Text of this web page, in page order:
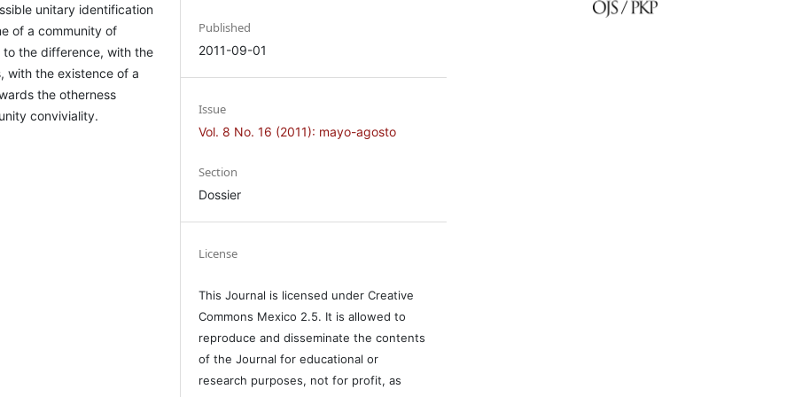
unitary identification
of a community of
the difference, with the
with the existence of a
the otherness
conviviality.
Published
2011-09-01
Issue
Vol. 8 No. 16 (2011): mayo-agosto
Section
Dossier
License
This Journal is licensed under Creative
Commons Mexico 2.5. It is allowed to
reproduce and disseminate the contents
of the Journal for educational or
research purposes, not for profit, as